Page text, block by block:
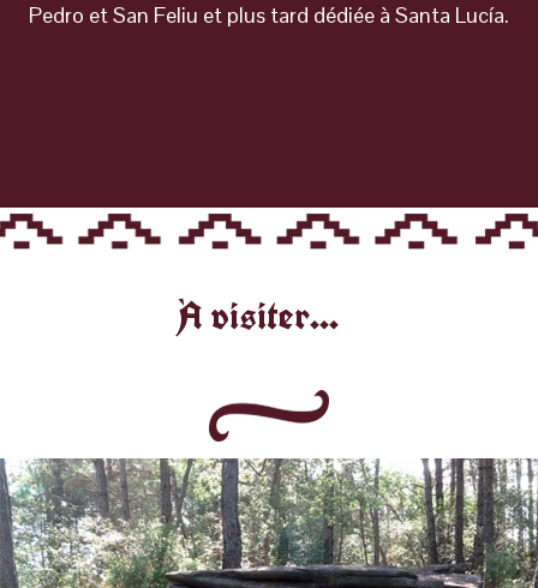
Pedro et San Feliu et plus tard dédiée à Santa Lucía.
À visiter...